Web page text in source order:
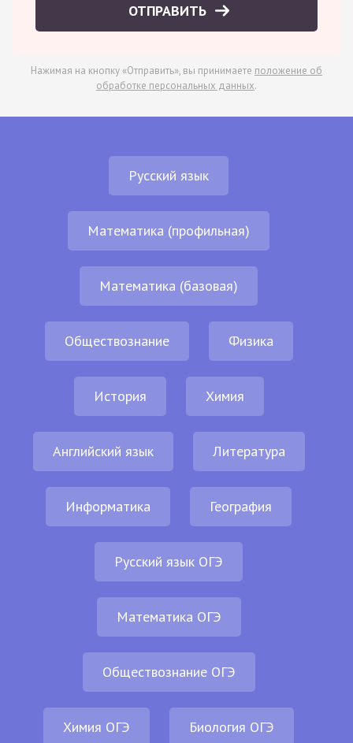
ОТПРАВИТЬ
Нажимая на кнопку «Отправить», вы принимаете положение об
обработке персональных данных.
Русский язык
Математика (профильная)
Математика (базовая)
Обществознание Физика
История Химия
Английский язык Литература
Информатика География
Русский язык ОГЭ
Математика ОГЭ
Обществознание ОГЭ
Химия ОГЭ Биология ОГЭ